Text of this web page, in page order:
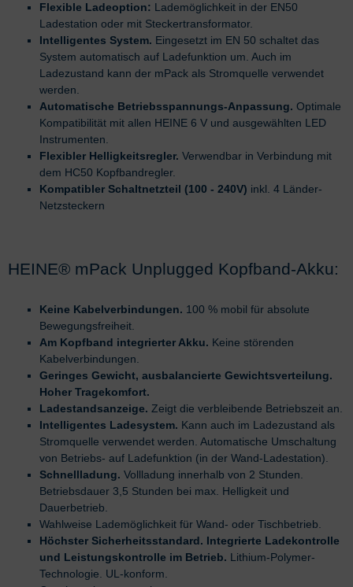
Flexible Ladeoption: Lademöglichkeit in der EN50
Ladestation oder mit Steckertransformator.
Intelligentes System. Eingesetzt im EN 50 schaltet das
System automatisch auf Ladefunktion um. Auch im
Ladezustand kann der mPack als Stromquelle verwendet
werden.
Automatische Betriebsspannungs-Anpassung. Optimale
Kompatibilität mit allen HEINE 6 V und ausgewählten LED
Instrumenten.
Flexibler Helligkeitsregler. Verwendbar in Verbindung mit
dem HC50 Kopfbandregler.
Kompatibler Schaltnetzteil (100 - 240V) inkl. 4 Länder-
Netzsteckern
HEINE® mPack Unplugged Kopfband-Akku:
Keine Kabelverbindungen. 100 % mobil für absolute
Bewegungsfreiheit.
Am Kopfband integrierter Akku. Keine störenden
Kabelverbindungen.
Geringes Gewicht, ausbalancierte Gewichtsverteilung.
Hoher Tragekomfort.
Ladestandsanzeige. Zeigt die verbleibende Betriebszeit an.
Intelligentes Ladesystem. Kann auch im Ladezustand als
Stromquelle verwendet werden. Automatische Umschaltung
von Betriebs- auf Ladefunktion (in der Wand-Ladestation).
Schnellladung. Vollladung innerhalb von 2 Stunden.
Betriebsdauer 3,5 Stunden bei max. Helligkeit und
Dauerbetrieb.
Wahlweise Lademöglichkeit für Wand- oder Tischbetrieb.
Höchster Sicherheitsstandard. Integrierte Ladekontrolle
und Leistungskontrolle im Betrieb. Lithium-Polymer-
Technologie. UL-konform.